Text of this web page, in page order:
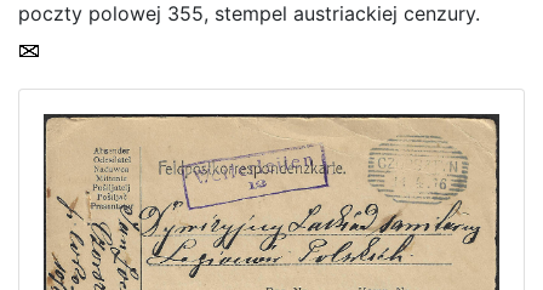
Home page
Current auction
Recent result
Archive
Regulation
poczty polowej 355, stempel austriackiej cenzury.